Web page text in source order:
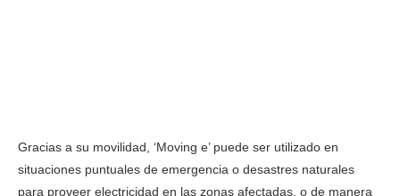
Gracias a su movilidad, ‘Moving e’ puede ser utilizado en
situaciones puntuales de emergencia o desastres naturales
para proveer electricidad en las zonas afectadas, o de manera